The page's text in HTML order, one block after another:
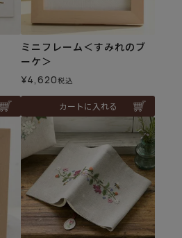
ミニフレーム＜すみれのブ
ーケ＞
¥4,620税込
カートに入れる